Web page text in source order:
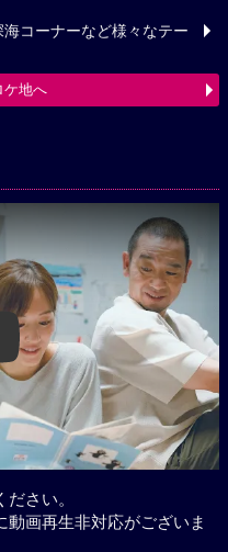
コーナーなど様々なテー
ケ地へ
さい。
画再生非対応がございま